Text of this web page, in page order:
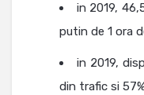
in 2019,
putin de 1 ora
in 2019,
din trafic si